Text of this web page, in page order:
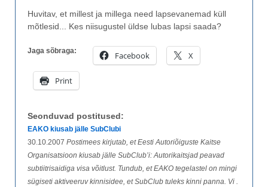
Huvitav, et millest ja millega need lapsevanemad küll
mõtlesid... Kes niisugustel üldse lubas lapsi saada?
Jaga sõbraga: Facebook X
Print
Seonduvad postitused:
EAKO kiusab jälle SubClubi
30.10.2007 Postimees kirjutab, et Eesti Autoriõiguste Kaitse
Organisatsioon kiusab jälle SubClub’i: Autorikaitsjad peavad
subtiitrisaidiga visa võitlust. Tundub, et EAKO tegelastel on mingi
sügiseti aktiveeruv kinnisidee, et SubClub tuleks kinni panna. Vi .